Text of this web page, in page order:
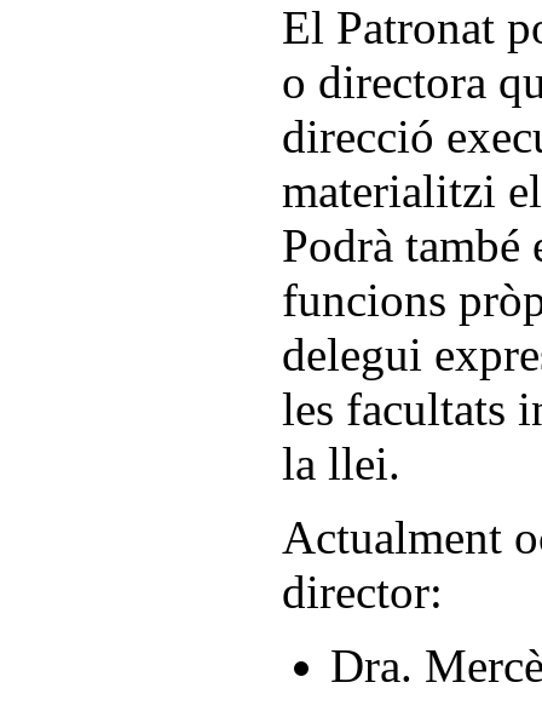
El Patronat
o directora
direcció
materialitzi
Podrà també
funcions
delegui
les facultats
la llei.
Actualment
director:
Dra.